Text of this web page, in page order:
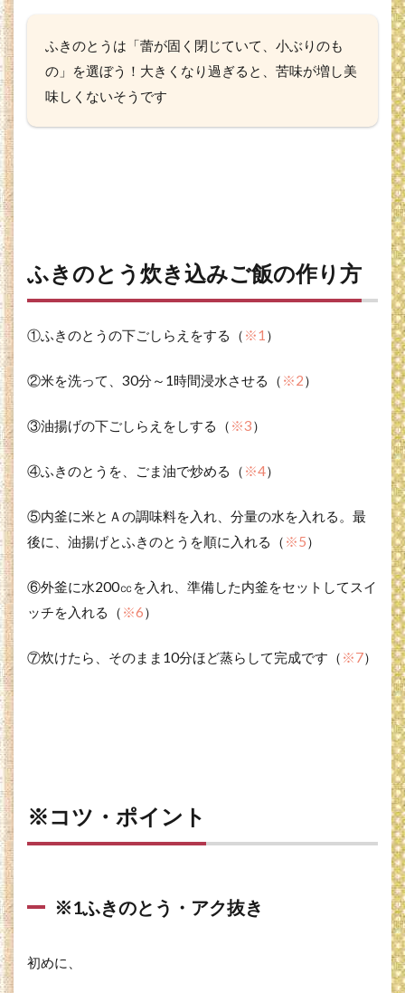
ツ・
ポイ
ント
※1ふ
※2米
の浸
水
3.3
の油
3.4
きの
める
3.5
釜に
準備
※6大
ふ
き
の
っ
ふきのとうは「蕾が固く閉じていて、小ぶりのも
の」を選ぼう！大きくなり過ぎると、苦味が増し美
味しくないそうです
ふきのとう炊き込みご飯の作り方
①ふきのとうの下ごしらえをする（ ※1 ）
②米を洗って、30分～1時間浸水させる（ ※2）
③油揚げの下ごしらえをしする（ ※3）
④ふきのとうを、ごま油で炒める（ ※4）
⑤内釜に米とＡの調味料を入れ、分量の水を入れる。最
後に、油揚げとふきのとうを順に入れる（ ※5）
⑥外釜に水200㏄を入れ、準備した内釜をセットしてスイ
ッチを入れる（ ※6）
⑦炊けたら、そのまま10分ほど蒸らして完成です（ ※7）
※コツ・ポイント
※1ふきのとう・アク抜き
初めに、